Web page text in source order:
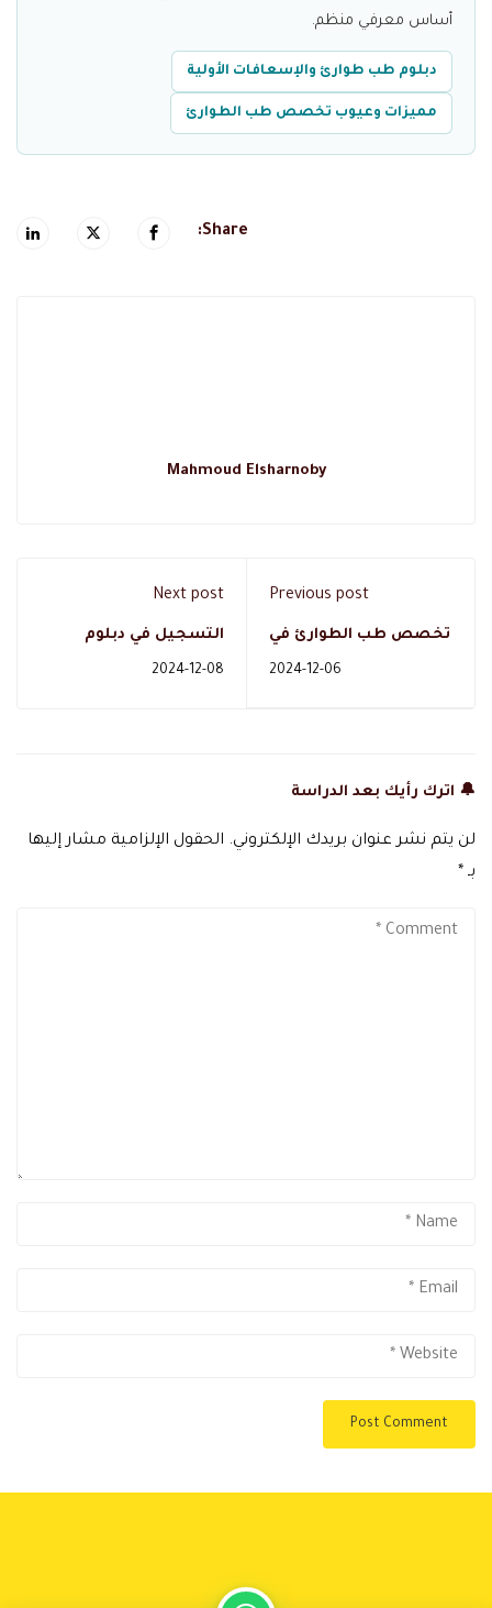
أساس معرفي منظم.
دبلوم طب طوارئ والإسعافات الأولية
مميزات وعيوب تخصص طب الطوارئ
Share:
Mahmoud Elsharnoby
Previous post
تخصص طب الطوارئ في
2024-12-06
Next post
التسجيل في دبلوم
2024-12-08
🔔 اترك رأيك بعد الدراسة
لن يتم نشر عنوان بريدك الإلكتروني. الحقول الإلزامية مشار إليها
بـ *